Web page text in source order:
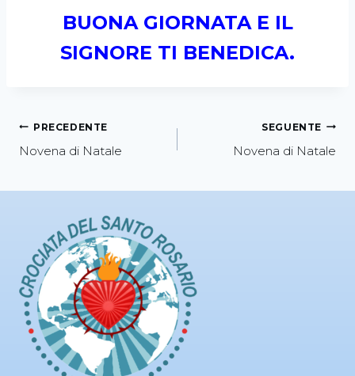
BUONA GIORNATA E IL
SIGNORE TI BENEDICA.
PRECEDENTE
Novena di Natale
SEGUENTE
Novena di Natale